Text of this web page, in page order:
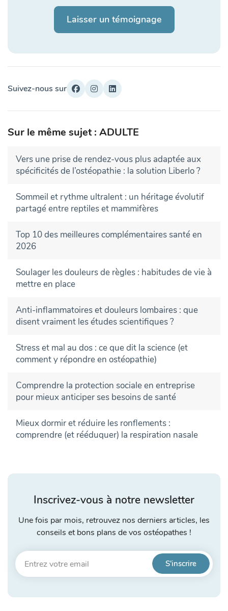
Laisser un témoignage
Suivez-nous sur
Sur le même sujet : ADULTE
Vers une prise de rendez-vous plus adaptée aux
spécificités de l’ostéopathie : la solution Liberlo ?
Sommeil et rythme ultralent : un héritage évolutif
partagé entre reptiles et mammifères
Top 10 des meilleures complémentaires santé en
2026
Soulager les douleurs de règles : habitudes de vie à
mettre en place
Anti-inflammatoires et douleurs lombaires : que
disent vraiment les études scientifiques ?
Stress et mal au dos : ce que dit la science (et
comment y répondre en ostéopathie)
Comprendre la protection sociale en entreprise
pour mieux anticiper ses besoins de santé
Mieux dormir et réduire les ronflements :
comprendre (et rééduquer) la respiration nasale
Inscrivez-vous à notre newsletter
Une fois par mois, retrouvez nos derniers articles, les
conseils et bons plans de vos ostéopathes !